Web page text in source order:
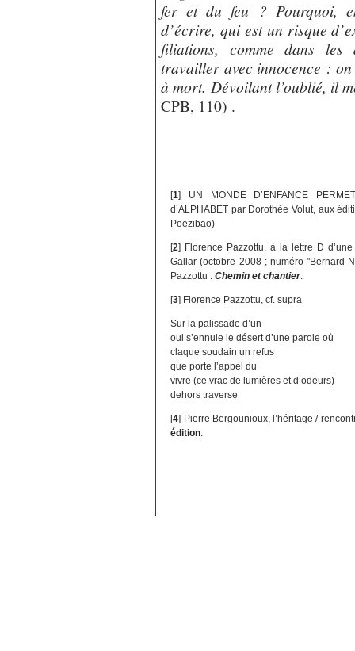
fer et du feu ? Pourquoi,
d’écrire, qui est un risque
filiations, comme dans
travailler avec innocence : on
à mort. Dévoilant l’oublié, il
CPB, 110) .
[1] UN MONDE D’ENFANCE
d’ALPHABET par Dorothée Volut, aux
Poezibao)
[2] Florence Pazzottu, à la lettre D
Gallar (octobre 2008 ; numéro "Bernard
Pazzottu :Chemin et chantier.
[3] Florence Pazzottu, cf. supra
Sur la palissade d’un
oui s’ennuie le désert d’une parole où
claque soudain un refus
que porte l’appel du
vivre (ce vrac de lumières et d’odeurs)
dehors traverse
[4] Pierre Bergounioux, l’héritage /
édition.